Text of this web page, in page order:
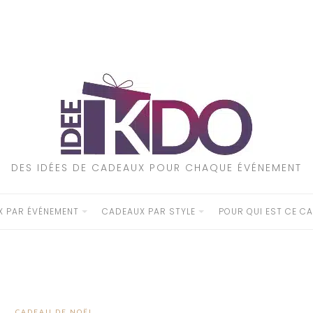
DES IDÉES DE CADEAUX POUR CHAQUE ÉVÉNEMENT
PAR ÉVÉNEMENT CADEAUX PAR STYLE POUR QUI EST CE